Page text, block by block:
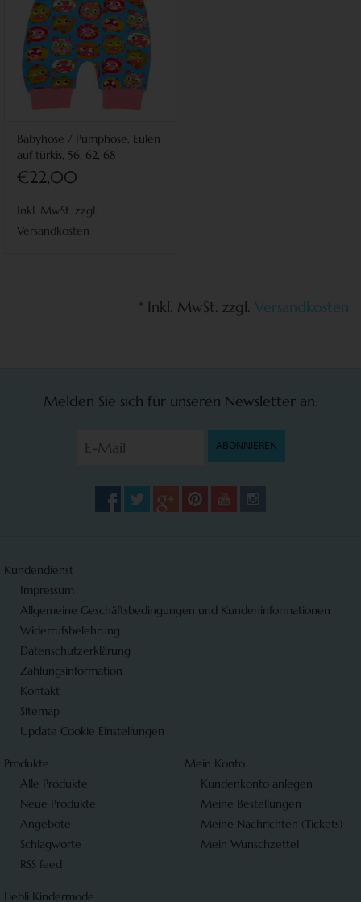
Babyhose / Pumphose, Eulen
auf türkis, 56, 62, 68
€22,00
Inkl. MwSt. zzgl.
Versandkosten
* Inkl. MwSt. zzgl. Versandkosten
Melden Sie sich für unseren Newsletter an:
ABONNIEREN
Kundendienst
Impressum
Allgemeine Geschäftsbedingungen und Kundeninformationen
Widerrufsbelehrung
Datenschutzerklärung
Zahlungsinformation
Kontakt
Sitemap
Update Cookie Einstellungen
Produkte
Alle Produkte
Neue Produkte
Angebote
Schlagworte
RSS feed
Mein Konto
Kundenkonto anlegen
Meine Bestellungen
Meine Nachrichten (Tickets)
Mein Wunschzettel
Liebli Kindermode